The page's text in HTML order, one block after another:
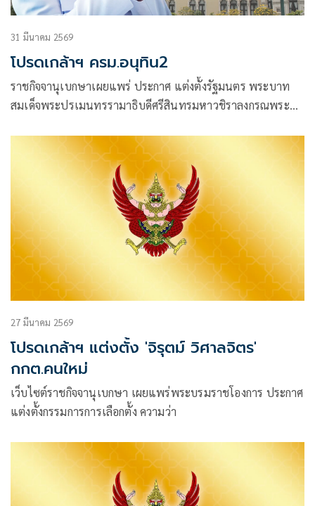
31 มีนาคม 2569
โปรดเกล้าฯ ครม.อนุทิน2
ราชกิจจานุเบกษาเผยแพร่ ประกาศ แต่งตั้งรัฐมนตร พระบาท
สมเด็จพระปรเมนทรรามาธิบดีศรีสินทรมหาวชิราลงกรณพระ
27 มีนาคม 2569
โปรดเกล้าฯ แต่งตั้ง 'จิรุตม์ วิศาลจิตร'
กกต.คนใหม่
เว็บไซต์ราชกิจจานุเบกษา เผยแพร่พระบรมราชโองการ ประกาศ
แต่งตั้งกรรมการการเลือกตั้ง ความว่า